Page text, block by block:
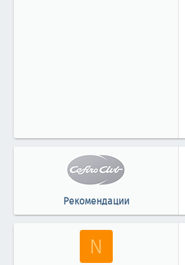
Рекомендации
N